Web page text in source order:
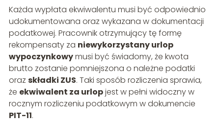
Każda wypłata ekwiwalentu musi być odpowiednio
udokumentowana oraz wykazana w dokumentacji
podatkowej. Pracownik otrzymujący tę formę
rekompensaty za niewykorzystany urlop
wypoczynkowymusi być świadomy, że kwota
brutto zostanie pomniejszona o należne podatki
oraz składki ZUS. Taki sposób rozliczenia sprawia,
że ekwiwalent za urlopjest w pełni widoczny w
rocznym rozliczeniu podatkowym w dokumencie
PIT-11.